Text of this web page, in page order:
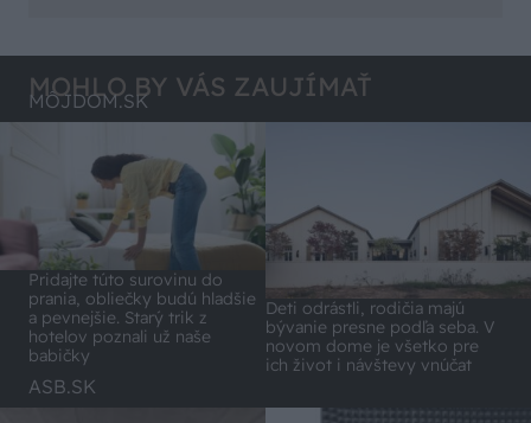
MOHLO BY VÁS ZAUJÍMAŤ
MÔJDOM.SK
Pridajte túto surovinu do
prania, obliečky budú hladšie
a pevnejšie. Starý trik z
hotelov poznali už naše
babičky
Deti odrástli, rodičia majú
bývanie presne podľa seba. V
novom dome je všetko pre
ich život i návštevy vnúčat
ASB.SK